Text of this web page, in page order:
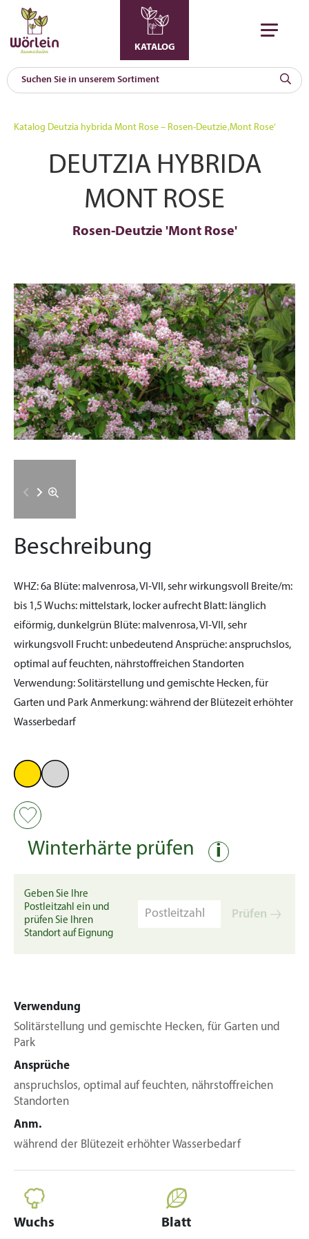
KATALOG
Katalog Deutzia hybrida Mont Rose – Rosen-Deutzie ‚Mont Rose‘
DEUTZIA HYBRIDA
MONT ROSE
Rosen-Deutzie 'Mont Rose'
Beschreibung
WHZ:6a Blüte: malvenrosa, VI-VII, sehr wirkungsvoll
Breite/m:
bis 1,5Wuchs: mittelstark, locker aufrecht Blatt: länglich
eiförmig, dunkelgrün Blüte: malvenrosa, VI-VII, sehr
wirkungsvoll
Frucht: unbedeutend Ansprüche:anspruchslos,
optimal auf feuchten, nährstoffreichen Standorten
Verwendung:Solitärstellung und gemischte Hecken, für
Garten und ParkAnmerkung:während der Blütezeit erhöhter
Wasserbedarf
Winterhärte prüfen i
Geben Sie Ihre
Postleitzahl ein und
prüfen Sie Ihren
Standort auf Eignung
Prüfen
Verwendung
Solitärstellung und gemischte Hecken, für Garten und
Park
Ansprüche
anspruchslos, optimal auf feuchten, nährstoffreichen
Standorten
Anm.
während der Blütezeit erhöhter Wasserbedarf
Wuchs Blatt